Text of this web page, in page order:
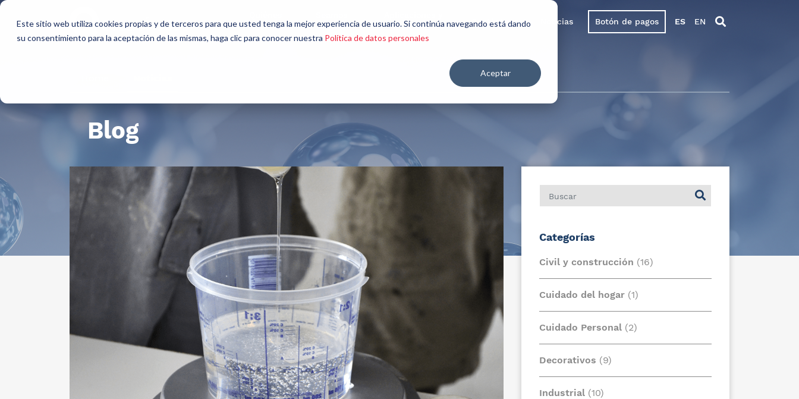
Este sitio web utiliza cookies propias y de terceros para que usted tenga la mejor experiencia de usuario. Si continúa navegando está dando
su consentimiento para la aceptación de las mismas, haga clic para conocer nuestra Política de datos personales
Aceptar
somos
aliados
mercados
Contáctenos Noticias Botón de pagos ES EN
Blog
Categorías
Civil y construcción (16)
Cuidado del hogar (1)
Cuidado Personal (2)
Decorativos (9)
Industrial (10)